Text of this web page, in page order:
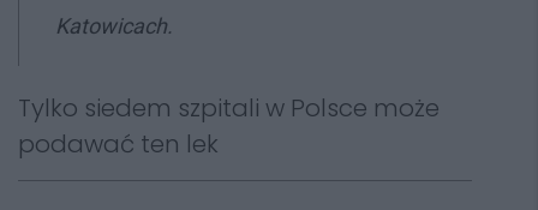
Katowicach.
Tylko siedem szpitali w Polsce może
podawać ten lek